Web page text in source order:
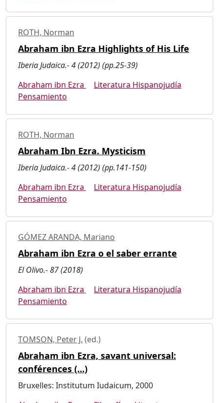
ROTH, Norman
Abraham ibn Ezra Highlights of His Life
Iberia Judaica.- 4 (2012) (pp.25-39)
Abraham ibn Ezra
Literatura Hispanojudía
Pensamiento
ROTH, Norman
Abraham Ibn Ezra. Mysticism
Iberia Judaica.- 4 (2012) (pp.141-150)
Abraham ibn Ezra
Literatura Hispanojudía
Pensamiento
GÓMEZ ARANDA, Mariano
Abraham ibn Ezra o el saber errante
El Olivo.- 87 (2018)
Abraham ibn Ezra
Literatura Hispanojudía
Pensamiento
TOMSON, Peter J. (ed.)
Abraham ibn Ezra, savant universal:
conférences (...)
Bruxelles: Institutum Iudaicum, 2000